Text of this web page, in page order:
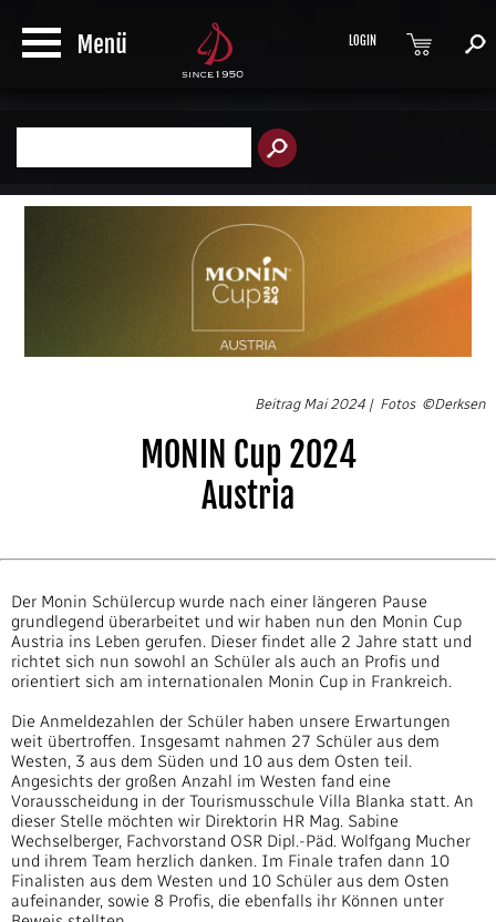
LOGIN
Beitrag Mai 2024 | Fotos ©Derksen
MONIN Cup 2024
Austria
Der Monin Schülercup wurde nach einer längeren Pause
grundlegend überarbeitet und wir haben nun den Monin Cup
Austria ins Leben gerufen. Dieser findet alle 2 Jahre statt und
richtet sich nun sowohl an Schüler als auch an Profis und
orientiert sich am internationalen Monin Cup in Frankreich.
Die Anmeldezahlen der Schüler haben unsere Erwartungen
weit übertroffen. Insgesamt nahmen 27 Schüler aus dem
Westen, 3 aus dem Süden und 10 aus dem Osten teil.
Angesichts der großen Anzahl im Westen fand eine
Vorausscheidung in der Tourismusschule Villa Blanka statt. An
dieser Stelle möchten wir Direktorin HR Mag. Sabine
Wechselberger, Fachvorstand OSR Dipl.-Päd. Wolfgang Mucher
und ihrem Team herzlich danken. Im Finale trafen dann 10
Finalisten aus dem Westen und 10 Schüler aus dem Osten
aufeinander, sowie 8 Profis, die ebenfalls ihr Können unter